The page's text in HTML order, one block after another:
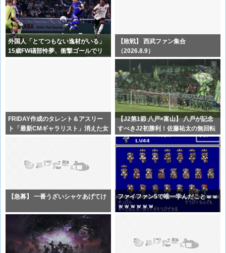
外国人「とてつもない逸材がいる」
15歳FW礒部怜夢、衝撃ゴールでリ
【敗戦】 西武ファン集合
（2026.8.9）
FRIDAY作成のタレント＆アスリー
ト「最新CMギャラリスト」消えた女
【J2第1節 八戸×富山】 八戸が記念
すべきJ2初勝利！佐藤祐太の無回転
【急募】 一番うざいシャケあげてけ
ファイファン5で唯一学んだことｗｗ
ｗｗｗｗｗｗ